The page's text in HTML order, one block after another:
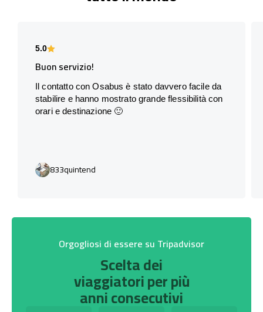
5.0
Buon servizio!
Il contatto con Osabus è stato davvero facile da
stabilire e hanno mostrato grande flessibilità con
orari e destinazione 🙂
833quintend
Orgogliosi di essere su Tripadvisor
Scelta dei
viaggiatori per più
anni consecutivi